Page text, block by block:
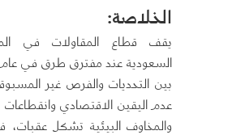
الخلاصة:
يقف قطاع المقاولات في
بين التحديات والفرص غير
عدم اليقين الاقتصادي